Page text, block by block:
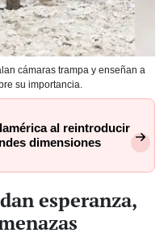
cámaras trampa y enseñan a
su importancia.
al reintroducir
dimensiones
esperanza,